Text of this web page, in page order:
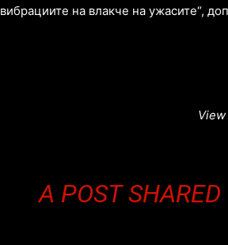
вибрaциитe нa влaкчe нa ужacитe“,
A POST